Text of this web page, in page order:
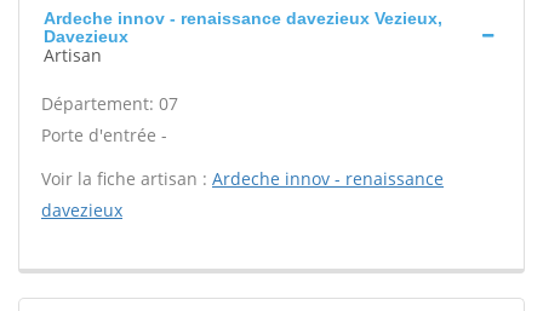
Ardeche innov - renaissance davezieux Vezieux,
Davezieux
Artisan
Département: 07
Porte d'entrée -
Voir la fiche artisan : Ardeche innov - renaissance
davezieux